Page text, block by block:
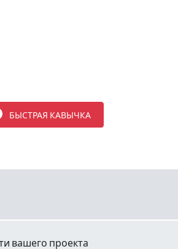
БЫСТРАЯ КАВЫЧКА
вашего проекта